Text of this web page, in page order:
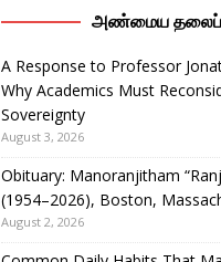
அண்மைய
A Response to Professor
Why Academics Must
Sovereignty
August 3, 2026
Obituary: Manoranjitham
(1954–2026), Boston,
August 2, 2026